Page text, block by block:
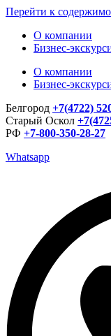
Перейти к
О компании
Бизнес-
О компании
Бизнес-
Белгород +7(4722)
Старый Оскол
РФ +7-800-350-28-27
Whatsapp